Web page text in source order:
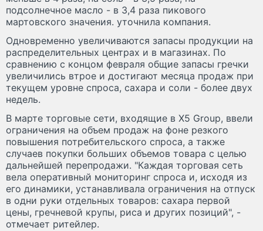
подсолнечное масло - в 3,4 раза пикового
мартовского значения. уточнила компания.
Одновременно увеличиваются запасы продукции на
распределительных центрах и в магазинах. По
сравнению с концом февраля общие запасы гречки
увеличились втрое и достигают месяца продаж при
текущем уровне спроса, сахара и соли - более двух
недель.
В марте торговые сети, входящие в X5 Group, ввели
ограничения на объем продаж на фоне резкого
повышения потребительского спроса, а также
случаев покупки больших объемов товара с целью
дальнейшей перепродажи. "Каждая торговая сеть
вела оперативный мониторинг спроса и, исходя из
его динамики, устанавливала ограничения на отпуск
в одни руки отдельных товаров: сахара первой
цены, гречневой крупы, риса и других позиций", -
отмечает ритейлер.